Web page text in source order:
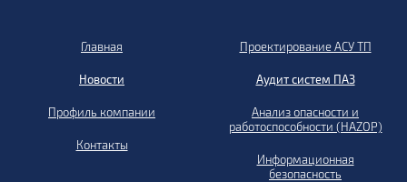
Главная
Новости
Профиль компании
Контакты
Проектирование АСУ ТП
Аудит систем ПАЗ
Анализ опасности и
работоспособности (HAZOP)
Информационная
безопасность